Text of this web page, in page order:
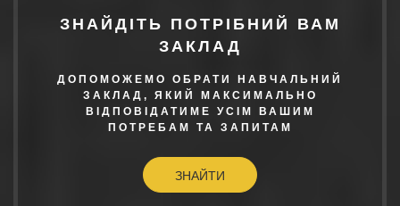
ЗНАЙДІТЬ ПОТРІБНИЙ ВАМ
ЗАКЛАД
ДОПОМОЖЕМО ОБРАТИ НАВЧАЛЬНИЙ
ЗАКЛАД, ЯКИЙ МАКСИМАЛЬНО
ВІДПОВІДАТИМЕ УСІМ ВАШИМ
ПОТРЕБАМ ТА ЗАПИТАМ
ЗНАЙТИ